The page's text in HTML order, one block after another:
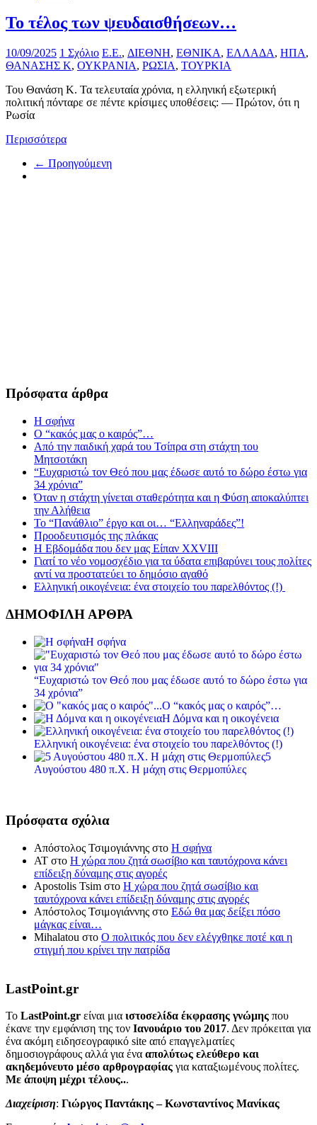
Το τέλος των ψευδαισθήσεων…
10/09/2025 1 Σχόλιο E.E., ΔΙΕΘΝΗ, ΕΘΝΙΚΑ, ΕΛΛΑΔΑ, ΗΠΑ,
ΘΑΝΑΣΗΣ Κ, ΟΥΚΡΑΝΙΑ, ΡΩΣΙΑ, ΤΟΥΡΚΙΑ
Του Θανάση Κ. Τα τελευταία χρόνια, η ελληνική εξωτερική
πολιτική πόνταρε σε πέντε κρίσιμες υποθέσεις: — Πρώτον, ότι η
Ρωσία
Περισσότερα
← Προηγούμενη
Πρόσφατα άρθρα
Η σφήνα
Ο “κακός μας ο καιρός”…
Από την παιδική χαρά του Τσίπρα στη στάχτη του
Μητσοτάκη
“Ευχαριστώ τον Θεό που μας έδωσε αυτό το δώρο έστω για
34 χρόνια”
Όταν η στάχτη γίνεται σταθερότητα και η Φύση αποκαλύπτει
την Αλήθεια
Το “Πανάθλιο” έργο και οι… “Ελληναράδες”!
Προοδευτισμός της πλάκας
Η Εβδομάδα που δεν μας Είπαν XXVIII
Γιατί το νέο νομοσχέδιο για τα ύδατα επιβαρύνει τους πολίτες
αντί να προστατεύει το δημόσιο αγαθό
Ελληνική οικογένεια: ένα στοιχείο του παρελθόντος (!)
ΔΗΜΟΦΙΛΗ ΑΡΘΡΑ
Η σφήνα
“Ευχαριστώ τον Θεό που μας έδωσε αυτό το δώρο έστω για
34 χρόνια”
Ο “κακός μας ο καιρός”…
Η Δόμνα και η οικογένεια
Ελληνική οικογένεια: ένα στοιχείο του παρελθόντος (!)
5
Αυγούστου 480 π.Χ. Η μάχη στις Θερμοπύλες
Πρόσφατα σχόλια
Απόστολος Τσιμογιάννης στο Η σφήνα
ΑΤ στο Η χώρα που ζητά σωσίβιο και ταυτόχρονα κάνει
επίδειξη δύναμης στις αγορές
Apostolis Tsim στο Η χώρα που ζητά σωσίβιο και
ταυτόχρονα κάνει επίδειξη δύναμης στις αγορές
Απόστολος Τσιμογιάννης στο Εδώ θα μας δείξει πόσο
μάγκας είναι…
Mihalatou στο Ο πολιτικός που δεν ελέγχθηκε ποτέ και η
στιγμή που κρίνει την πατρίδα
LastPoint.gr
To LastPoint.gr είναι μια ιστοσελίδα έκφρασης γνώμης που
έκανε την εμφάνιση της τον Ιανουάριο του 2017. Δεν πρόκειται για
ένα ακόμη ειδησεογραφικό site από επαγγελματίες
δημοσιογράφους αλλά για ένα απολύτως ελεύθερο και
ακηδεμόνευτο μέσο αρθρογραφίας για καταξιωμένους πολίτες.
Με άποψη μέχρι τέλους...
Διαχείριση: Γιώργος Παντάκης – Κωνσταντίνος Μανίκας